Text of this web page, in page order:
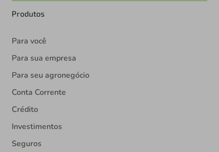
Produtos
Para você
Para sua empresa
Para seu agronegócio
Conta Corrente
Crédito
Investimentos
Seguros